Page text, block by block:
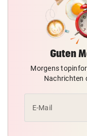
Guten
Morgens
Nachrichten
E-Mail